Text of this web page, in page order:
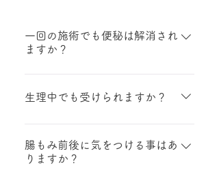
一回の施術でも便秘は解消され
ますか？
一回でも一時的な便秘の解消がみ
られる方もいらっしゃいます。 し
ため、生活習慣を一緒に見直し、
腸もみで腸を活性化させていくこ
とで相乗効果がみられます。 その
生理中でも受けられますか？
はい。生理痛が強くなければ施術
を受けることは可能です。
腸もみ前後に気をつける事はあ
りますか？